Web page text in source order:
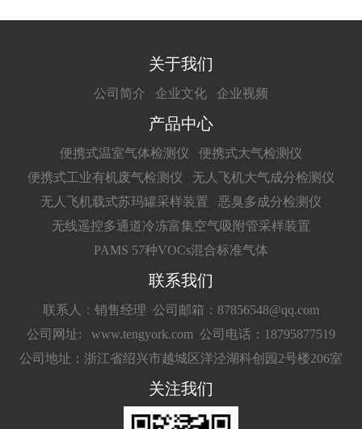
关于我们
公司简介 企业文化 企业视频
产品中心
便携式温室气体检测仪
便携式大气检测仪
便携式工业有机废气检测仪
无人飞机大气成分检测仪
无人飞机载式苏玛罐采样装置
恶臭多成分检测仪
无线遥控多通道冷冻富集空气吸附管采样装置
PAMS 57种VOCs混合标准气体
联系我们
联系人：销售经理 公司邮箱：87856548@qq.com
公司网址: www.tengyork.com 公司电话：18795877519
公司地址：浙江省绍兴市越城区洋泾湖科创园2号楼206室
关注我们